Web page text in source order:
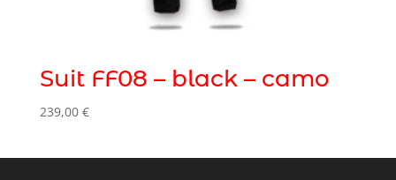
Suit FF08 – black – camo
239,00 €